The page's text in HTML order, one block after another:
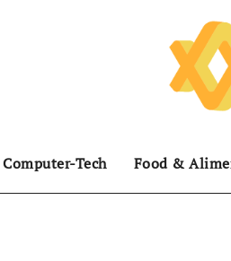
Computer-Tech Food &